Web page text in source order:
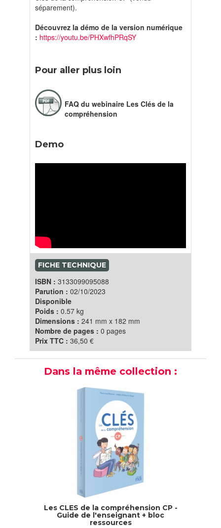
séparement).
Découvrez la démo de la version numérique
: https://youtu.be/PHXwfhPRqSY
Pour aller plus loin
FAQ du webinaire Les Clés de la
compréhension
Demo
FICHE TECHNIQUE
ISBN : 3133099095088
Parution : 02/10/2023
Disponible
Poids : 0.57 kg
Dimensions : 241 mm x 182 mm
Nombre de pages : 0 pages
Prix TTC : 36,50 €
Dans la même collection :
Les CLES de la compréhension CP -
Guide de l'enseignant + bloc
ressources